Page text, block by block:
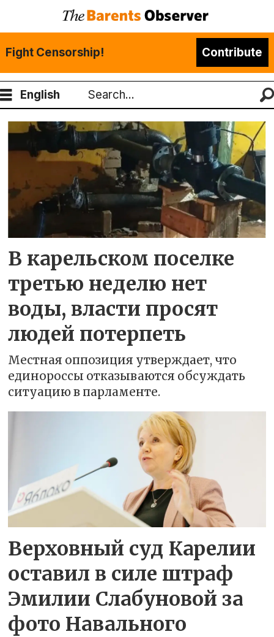
Fight Censorship! Contribute
English
Search
Tag:
эмилия
слабунова
В карельском поселке
третью неделю нет
воды, власти просят
людей потерпеть
Местная оппозиция утверждает, что
единороссы отказываются обсуждать
ситуацию в парламенте.
Верховный суд Карелии
оставил в силе штраф
Эмилии Слабуновой за
фото Навального